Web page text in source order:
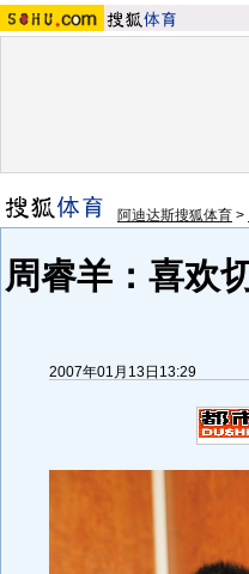
阿迪达斯搜狐体育 >
周睿羊：喜欢
2007年01月13日13:29